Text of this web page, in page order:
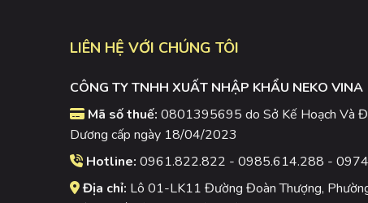
LIÊN HỆ VỚI CHÚNG TÔI
CÔNG TY TNHH XUẤT NHẬP KHẨU NEKO VINA
Mã số thuế: 0801395695 do Sở Kế Hoạch Và
Dương cấp ngày 18/04/2023
Hotline: 0961.822.822 - 0985.614.288 -
Địa chỉ: Lô 01-LK11 Đường Đoàn Thượng,